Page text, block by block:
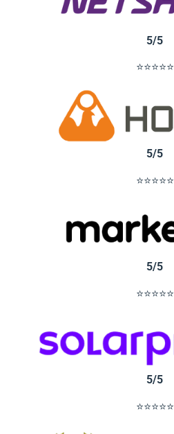
5/5
⭐⭐⭐⭐⭐
5/5
⭐⭐⭐⭐⭐
5/5
⭐⭐⭐⭐⭐
5/5
⭐⭐⭐⭐⭐